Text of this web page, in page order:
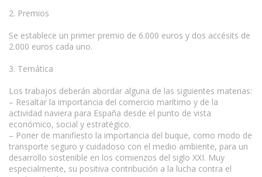
2. Premios
Se establece un primer premio de 6.000 euros y dos accésits de
2.000 euros cada uno.
3. Temática
Los trabajos deberán abordar alguna de las siguientes materias:
– Resaltar la importancia del comercio marítimo y de la
actividad naviera para España desde el punto de vista
económico, social y estratégico.
– Poner de manifiesto la importancia del buque, como modo de
transporte seguro y cuidadoso con el medio ambiente, para un
desarrollo sostenible en los comienzos del siglo XXI. Muy
especialmente, su positiva contribución a la lucha contra el